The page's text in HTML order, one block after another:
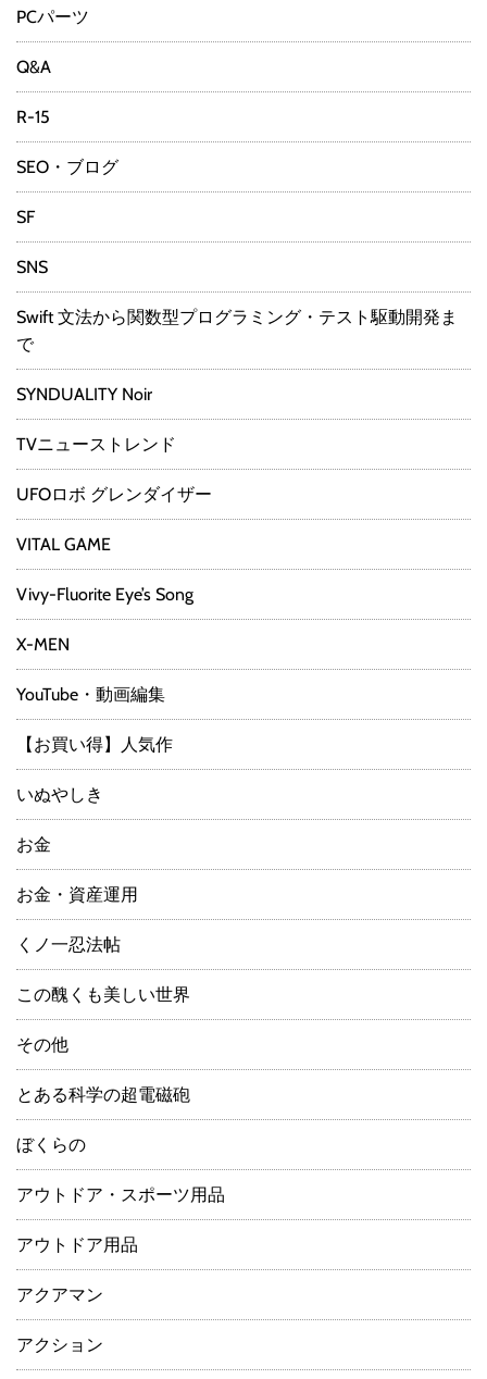
PCパーツ
Q&A
R-15
SEO・ブログ
SF
SNS
Swift 文法から関数型プログラミング・テスト駆動開発ま
で
SYNDUALITY Noir
TVニューストレンド
UFOロボ グレンダイザー
VITAL GAME
Vivy-Fluorite Eye’s Song
X-MEN
YouTube・動画編集
【お買い得】人気作
いぬやしき
お金
お金・資産運用
くノ一忍法帖
この醜くも美しい世界
その他
とある科学の超電磁砲
ぼくらの
アウトドア・スポーツ用品
アウトドア用品
アクアマン
アクション